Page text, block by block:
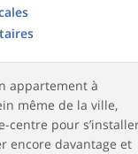
appartement à
même de la ville,
centre pour
encore davantage et